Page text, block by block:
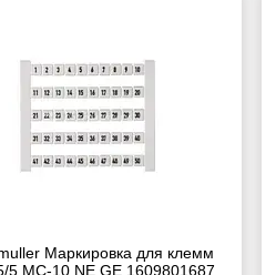
Маркировка для клемм
5 MC-10 NE GE 1609801687